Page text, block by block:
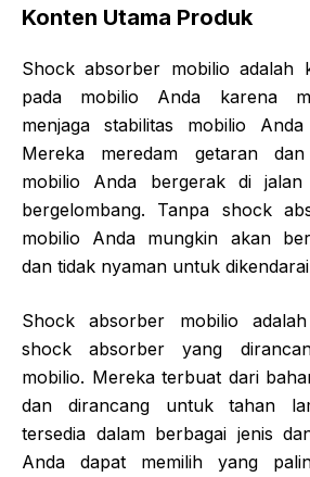
Konten Utama Produk
Shock absorber mobilio adalah
pada mobilio Anda karena
menjaga stabilitas mobilio
Mereka meredam getaran
mobilio Anda bergerak di
bergelombang. Tanpa shock
mobilio Anda mungkin akan
dan tidak nyaman untuk
Shock absorber mobilio
shock absorber yang
mobilio. Mereka terbuat dari
dan dirancang untuk tahan
tersedia dalam berbagai jenis
Anda dapat memilih yang